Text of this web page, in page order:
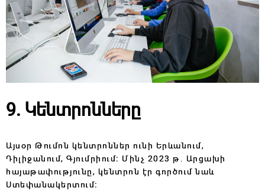
9. Կենտրոնները
Այսօր Թումոն կենտրոններ ունի Երևանում,
Դիլիջանում, Գյումրիում։ Մինչ 2023 թ․ Արցախի
հայաթափությունը, կենտրոն էր գործում նաև
Ստեփանակերտում։